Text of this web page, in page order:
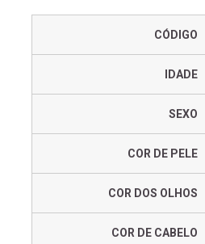
CÓDIGO
IDADE
SEXO
COR DE PELE
COR DOS OLHOS
COR DE CABELO